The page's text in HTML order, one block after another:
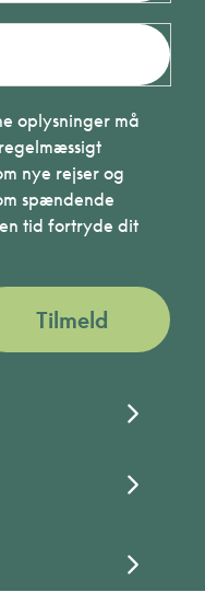
oplysninger må
nye rejser og
spændende
tid fortryde dit
Tilmeld